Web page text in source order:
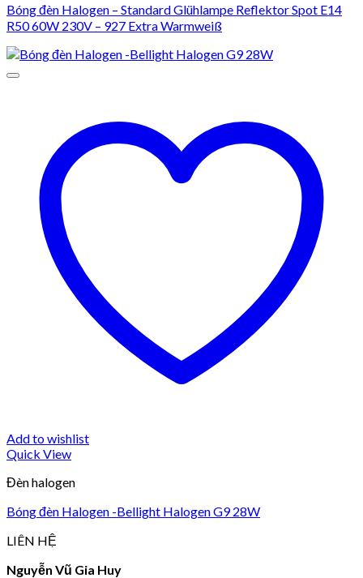
Bóng đèn Halogen – Standard Glühlampe Reflektor Spot E14
R50 60W 230V – 927 Extra Warmweiß
Add to wishlist
Quick View
Đèn halogen
Bóng đèn Halogen -Bellight Halogen G9 28W
LIÊN HỆ
Nguyễn Vũ Gia Huy